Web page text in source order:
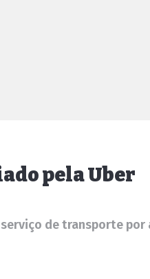
pela Uber
de transporte